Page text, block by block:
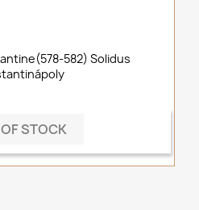
582) Solidus
STOCK